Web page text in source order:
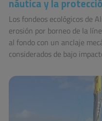
náutica y la
Los fondeos ecológicos de
erosión por borneo de la
al fondo con un anclaje
considerados de bajo